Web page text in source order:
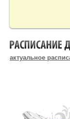
актуальное